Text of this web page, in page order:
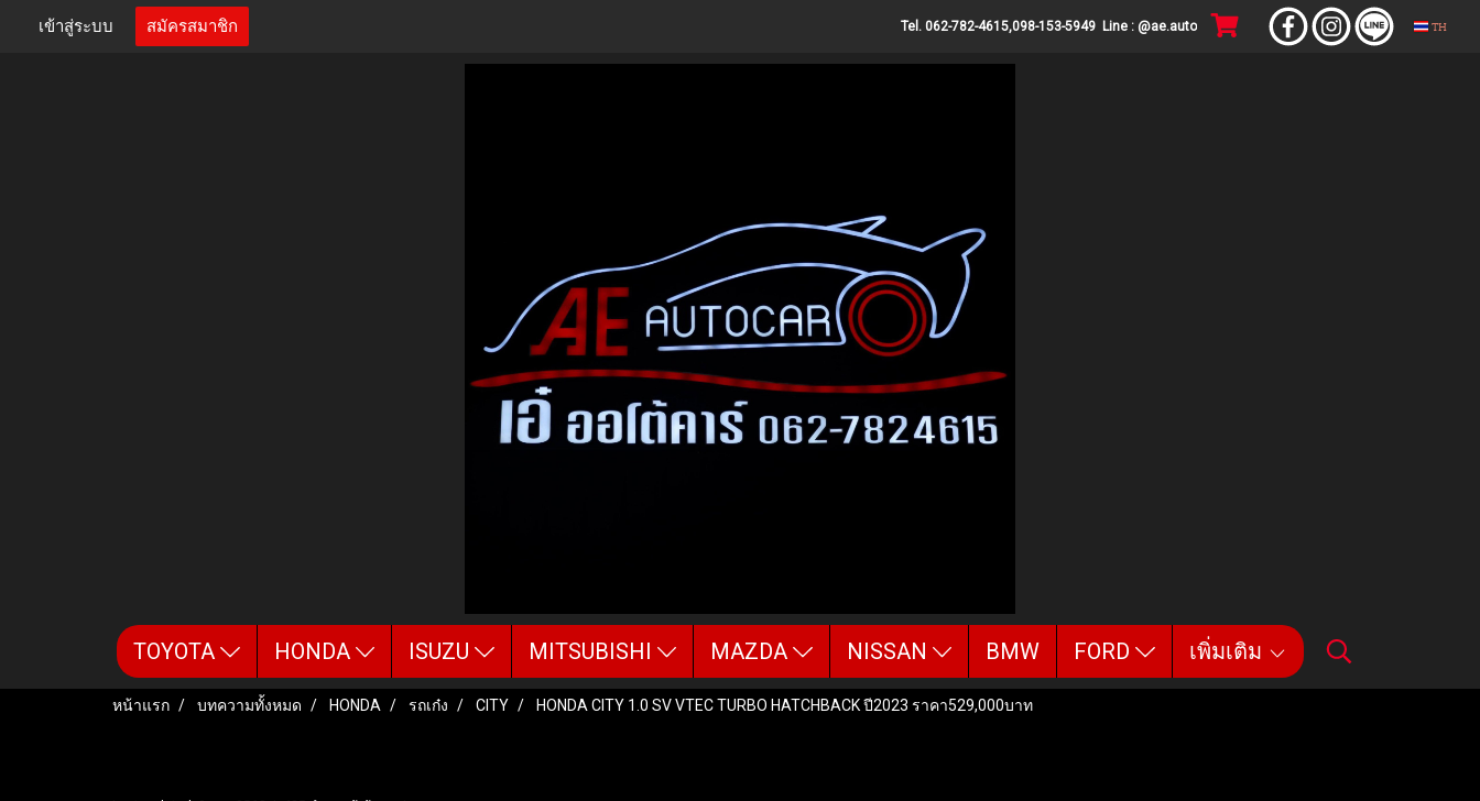
เข้าสู่ระบบ สมัครสมาชิก Tel. 062-782-4615,098-153-5949 Line : @ae.auto TH
TOYOTA HONDA ISUZU MITSUBISHI MAZDA NISSAN BMW FORD เพิ่มเติม
หน้าแรก บทความทั้งหมด HONDA รถเก๋ง CITY HONDA CITY 1.0 SV VTEC TURBO HATCHBACK ปี2023 ราคา529,000บาท